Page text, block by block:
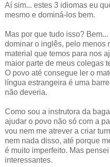
Aí sim... estes 3 idiomas eu
mesmo e dominá-los bem.
Mas por que tudo isso?
dominar o inglês, pelo menos
material que temos para nos
maior parte de meus colegas
O povo até consegue ler o
língua estrangeira é uma
não deveria.
Como sou a instrutora da
ajudar o povo não só com a
vou nem me atrever a criar
nem nada disso, até porque
é muito imperfeito. Mas
interessantes.